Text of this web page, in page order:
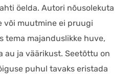
öelda. Autori nõusolekuta
või muutmine ei pruugi
tema majanduslikke huve,
au ja väärikust. Seetõttu on
puhul tavaks eristada